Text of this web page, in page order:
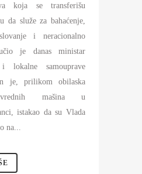
koja se transferišu
da služe za bahaćenje,
i neracionalno
je danas ministar
lokalne samouprave
je, prilikom obilaska
mašina u
istakao da su Vlada
na...